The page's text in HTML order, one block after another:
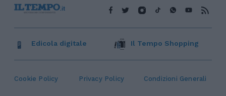
Cookie Policy Privacy Policy Condizioni Generali
Edicola digitale Il Tempo Shopping